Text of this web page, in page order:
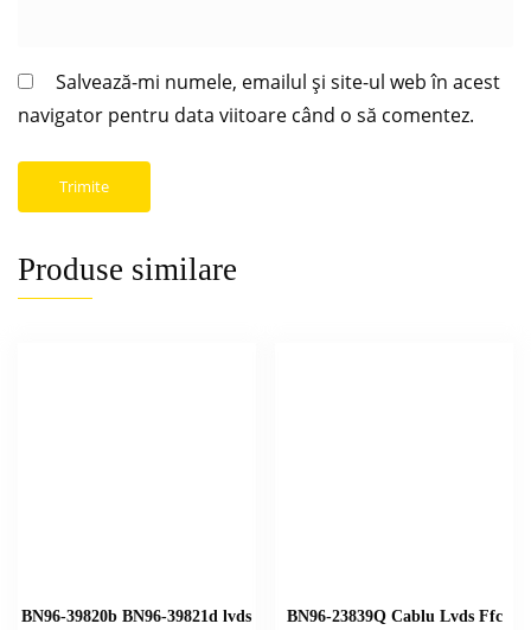
Salvează-mi numele, emailul și site-ul web în acest
navigator pentru data viitoare când o să comentez.
Produse similare
BN96-39820b BN96-39821d lvds
BN96-23839Q Cablu Lvds Ffc